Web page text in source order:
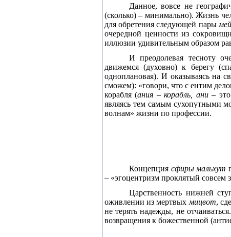
Данное, вовсе не
(сколько) – минимально). Жизнь
для обретения следующей пары
очередной ценности из
иллюзии удивительным образом
И преодолевая тесноту
движемся (духовно) к берегу
одноплановая). И оказываясь на
сможем): «говори, что с ентим
корабля (ания – корабль, ани –
являясь тем самым сухопутными
волнам» жизни по профессии.
Концепция сфиры мальхут
– «эгоцентризм проклятый
Царственность нижней
оживлении из мертвых мицвот,
не терять надежды, не
возвращения к божественной